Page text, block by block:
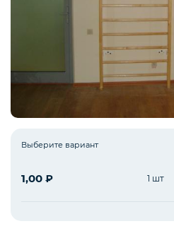
Детские
Станок
Запчасти и
Выберите вариант
1,00 ₽ 1 шт